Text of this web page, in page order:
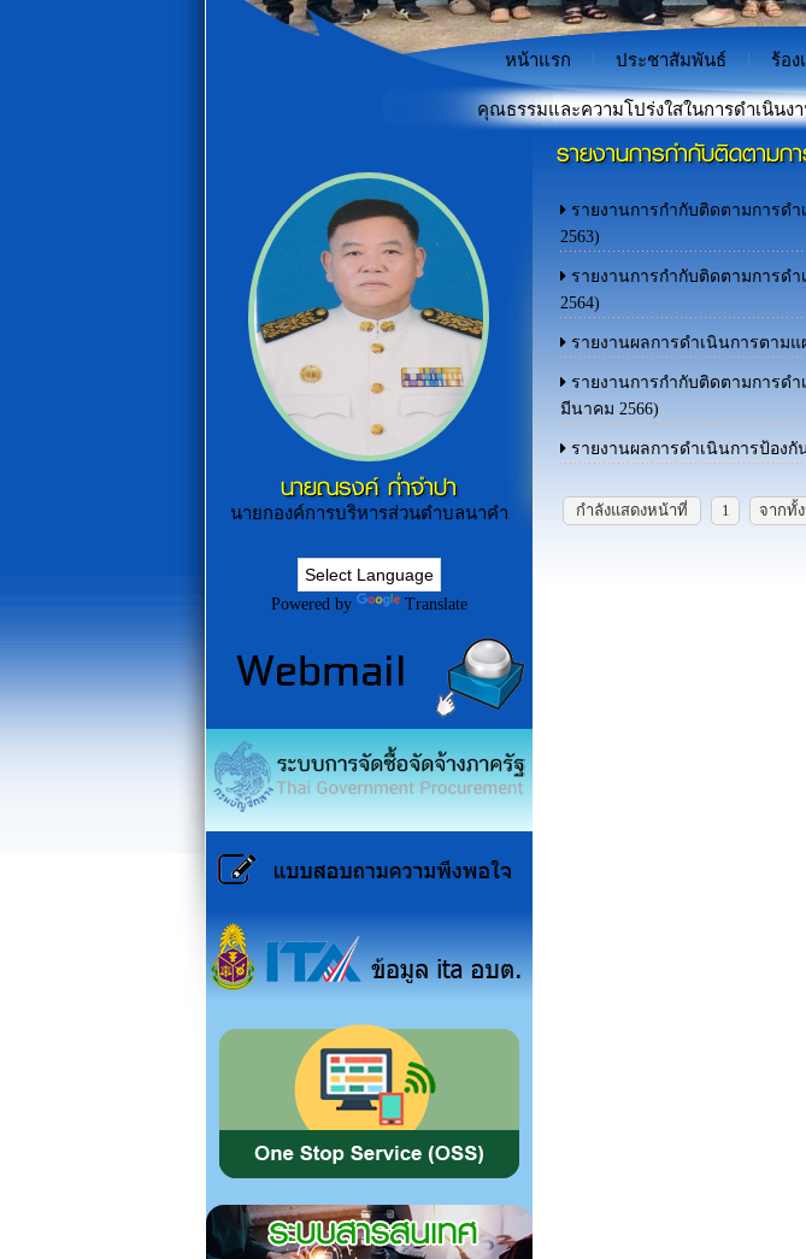
"เกราะป้องกันภัยไซเบอร์สำหรับเยาวช
บเคลื่อนเพื่อพัฒนาและยกระดับคะแนนประเมินคุณธรรมและความโปร่งใสในการดำเนินงานของหน่วยงา
หน้าแรก ประชาสัมพันธ์ ร้อง
นายณรงค์ ก่ำจำปา
นายกองค์การบริหารส่วนตำบลนาคำ
Powered by Translate
รายงานการกำกับติดตามก
รายงานการกำกับติดตามการด
2563)
รายงานการกำกับติดตามการด
2564)
รายงานผลการดำเนินการตาม
รายงานการกำกับติดตามการดำ
มีนาคม 2566)
รายงานผลการดำเนินการป้องกั
กำลังแสดงหน้าที่ 1 จากทั้